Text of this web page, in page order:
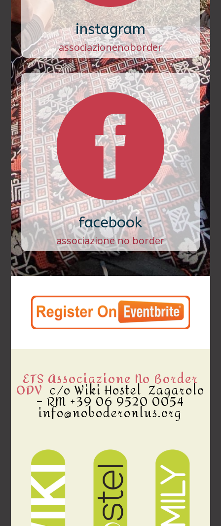
instagram
associazionenoborder

facebook
associazione no border
ETS Associazione No Border
ODV c/o Wiki Hostel Zagarolo
– RM +39 06 9520 0054
info@noboderonlus.org